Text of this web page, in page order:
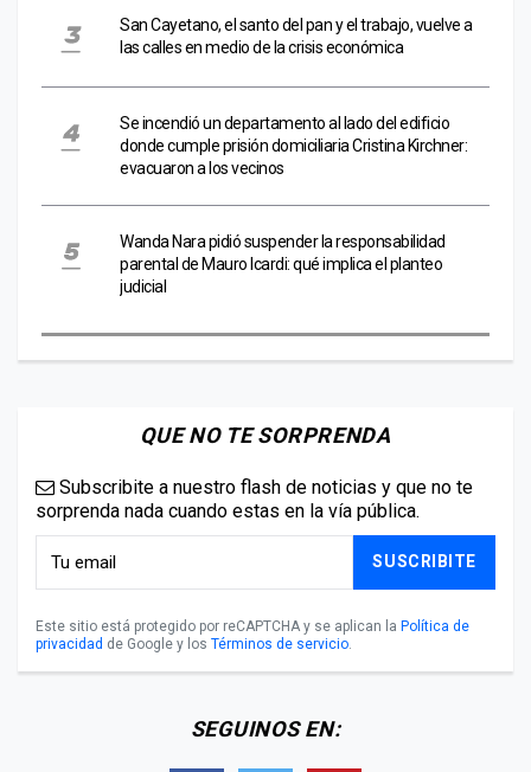
San Cayetano, el santo del pan y el trabajo, vuelve a
las calles en medio de la crisis económica
Se incendió un departamento al lado del edificio
donde cumple prisión domiciliaria Cristina Kirchner:
evacuaron a los vecinos
Wanda Nara pidió suspender la responsabilidad
parental de Mauro Icardi: qué implica el planteo
judicial
QUE NO TE SORPRENDA
Subscribite a nuestro flash de noticias y que no te
sorprenda nada cuando estas en la vía pública.
SUSCRIBITE
Este sitio está protegido por reCAPTCHA y se aplican la Política de
privacidad de Google y los Términos de servicio.
SEGUINOS EN: